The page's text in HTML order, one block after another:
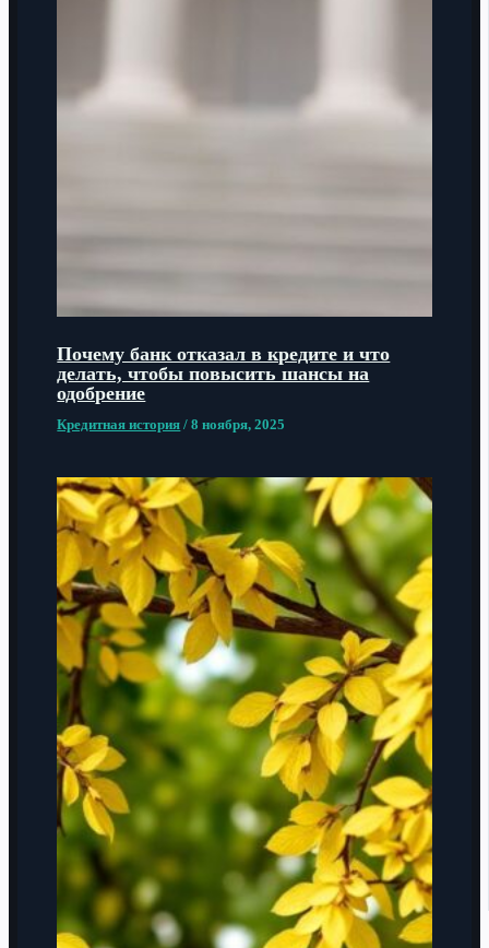
Почему банк отказал в кредите и что
делать, чтобы повысить шансы на
одобрение
Кредитная история /8 ноября, 2025